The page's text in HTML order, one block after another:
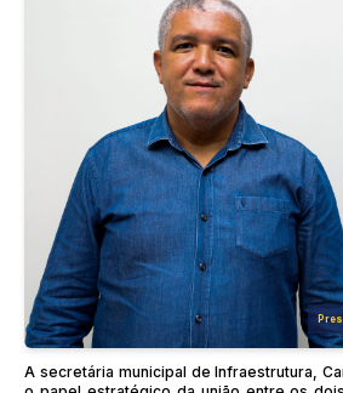
A secretária municipal de Infraestrutura,